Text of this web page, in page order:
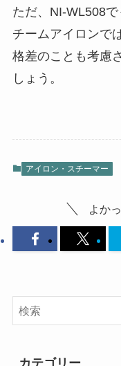
ただ、NI-WL508
チームアイロンで
格差のことも考慮
しょう。
アイロン・スチーマー
よか